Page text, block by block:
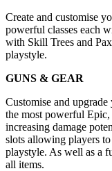
Create and customise
powerful classes each
with Skill Trees and
playstyle.
GUNS & GEAR
Customise and
the most powerful
increasing damage
slots allowing players
playstyle. As well as a
all items.